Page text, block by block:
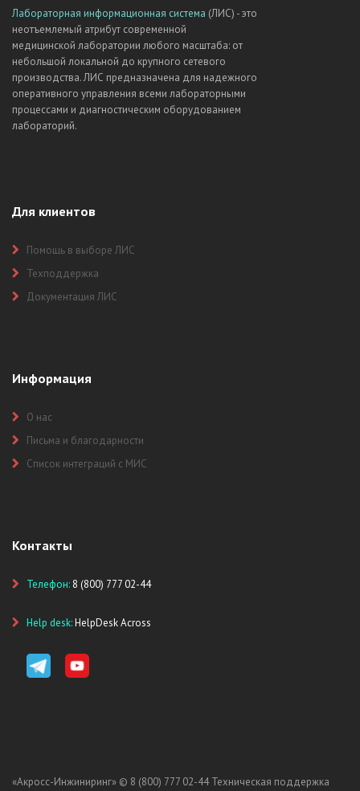
Лабораторная информационная система (ЛИС) - это
неотъемлемый атрибут современной
медицинской лаборатории любого масштаба: от
небольшой локальной до крупного сетевого
производства. ЛИС предназначена для надежного
оперативного управления всеми лабораторными
процессами и диагностическим оборудованием
лабораторий.
Для клиентов
Помощь в выборе ЛИС
Техподдержка
Документация ЛИС
Информация
О нас
Письма и благодарности
Список интеграций с МИС
Контакты
Телефон: 8 (800) 777 02-44
Help desk:HelpDesk Across
«Акросс-Инжиниринг» © 8 (800) 777 02-44 Техническая поддержка